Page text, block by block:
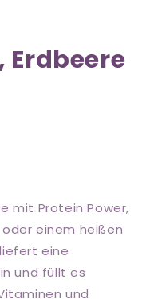
Erdbeere
mit Protein Power,
einem heißen
eine
und füllt es
und